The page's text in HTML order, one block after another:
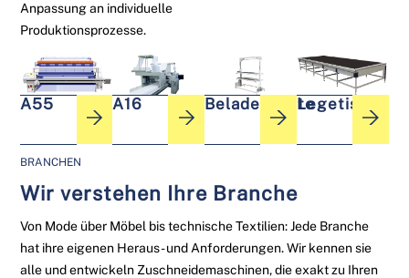
Anpassung an individuelle
Produktionsprozesse.
A55 A16 BeladegeräteLegetische
BRANCHEN
Wir verstehen Ihre Branche
Von Mode über Möbel bis technische Textilien: Jede Branche
hat ihre eigenen Heraus- und Anforderungen. Wir kennen sie
alle und entwickeln Zuschneidemaschinen, die exakt zu Ihren